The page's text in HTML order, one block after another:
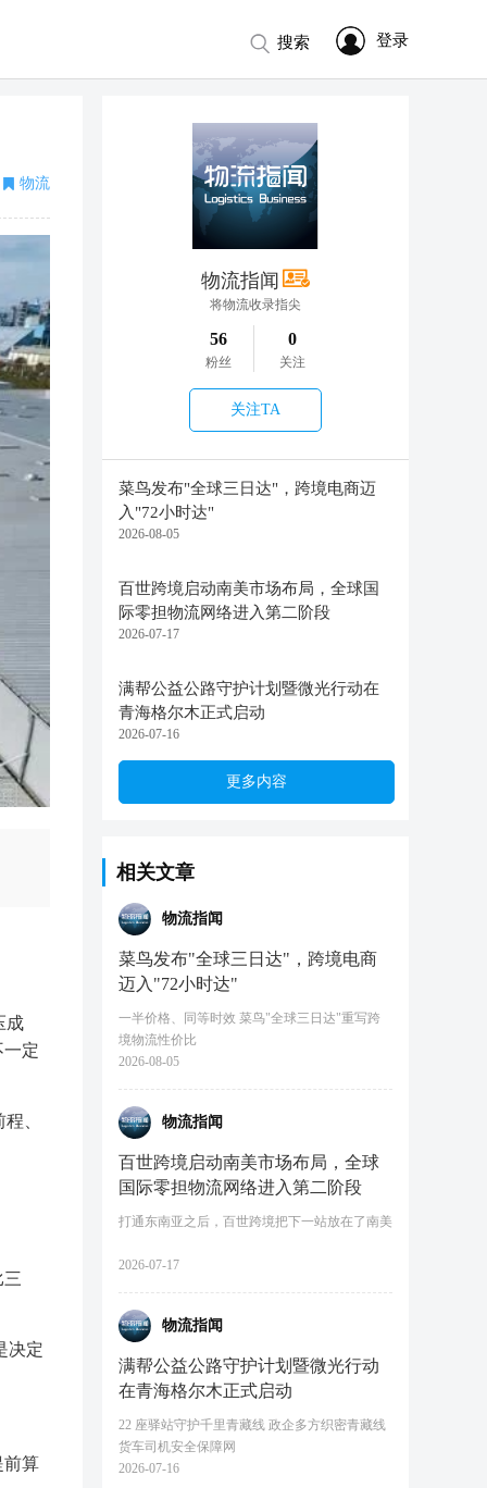
登录
搜索
物流指闻
将物流收录指尖
56
粉丝
0
关注
关注TA
菜鸟发布"全球三日达"，跨境电商迈
入"72小时达"
2026-08-05
百世跨境启动南美市场布局，全球国
际零担物流网络进入第二阶段
2026-07-17
满帮公益公路守护计划暨微光行动在
青海格尔木正式启动
2026-07-16
更多内容
相关文章
物流指闻
菜鸟发布"全球三日达"，跨境电商
迈入"72小时达"
一半价格、同等时效 菜鸟"全球三日达"重写跨
境物流性价比
2026-08-05
物流指闻
百世跨境启动南美市场布局，全球
国际零担物流网络进入第二阶段
打通东南亚之后，百世跨境把下一站放在了南美
2026-07-17
物流指闻
满帮公益公路守护计划暨微光行动
在青海格尔木正式启动
22 座驿站守护千里青藏线 政企多方织密青藏线
货车司机安全保障网
2026-07-16
物流
成
定
、
三
决定
前算